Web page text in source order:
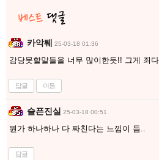
카악퉤 25-03-18 01:36
감당못할말들을 너무 많이한듯!! 그게 죄
답글 이동
슬픈진실 25-03-18 00:51
뭔가 하나하나 다 짜친다는 느낌이 듬..
답글